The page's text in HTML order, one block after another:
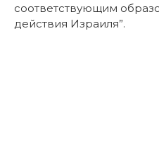
соответствующим
действия Израиля”.